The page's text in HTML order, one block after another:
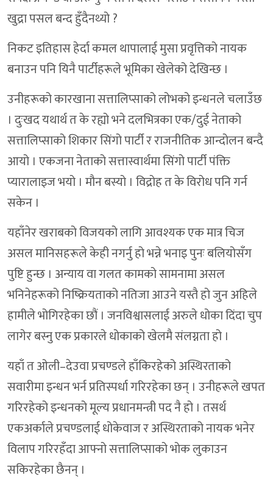
खुद्रा पसल बन्द हुँदैनथ्यो ?
निकट इतिहास हेर्दा कमल थापालाई मुसा प्रवृत्तिको नायक
बनाउन पनि यिनै पार्टीहरूले भूमिका खेलेको देखिन्छ ।
उनीहरूको कारखाना सत्तालिप्साको लोभको इन्धनले चलाउँछ
। दुःखद यथार्थ त के रह्यो भने दलभित्रका एक/दुई नेताको
सत्तालिप्साको शिकार सिंगो पार्टी र राजनीतिक आन्दोलन बन्दै
आयो । एकजना नेताको सत्तास्वार्थमा सिंगो पार्टी पंक्ति
प्यारालाइज भयो । मौन बस्यो । विद्रोह त के विरोध पनि गर्न
सकेन ।
यहाँनेर खराबको विजयको लागि आवश्यक एक मात्र चिज
असल मानिसहरूले केही नगर्नु हो भन्ने भनाइ पुनः बलियोसँग
पुष्टि हुन्छ । अन्याय वा गलत कामको सामनामा असल
भनिनेहरूको निष्क्रियताको नतिजा आउने यस्तै हो जुन अहिले
हामीले भोगिरहेका छौं । जनविश्वासलाई अरुले धोका दिंदा चुप
लागेर बस्नु एक प्रकारले धोकाको खेलमै संलग्नता हो ।
यहाँ त ओली–देउवा प्रचण्डले हाँकिरहेको अस्थिरताको
सवारीमा इन्धन भर्न प्रतिस्पर्धा गरिरहेका छन् । उनीहरूले खपत
गरिरहेको इन्धनको मूल्य प्रधानमन्त्री पद नै हो । तसर्थ
एकअर्काले प्रचण्डलाई धोकेवाज र अस्थिरताको नायक भनेर
विलाप गरिरहँदा आफ्नो सत्तालिप्साको भोक लुकाउन
सकिरहेका छैनन् ।